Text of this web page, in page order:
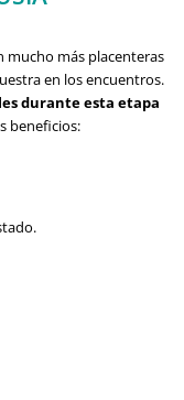
mucho más placenteras
en los encuentros.
durante esta etapa
beneficios: